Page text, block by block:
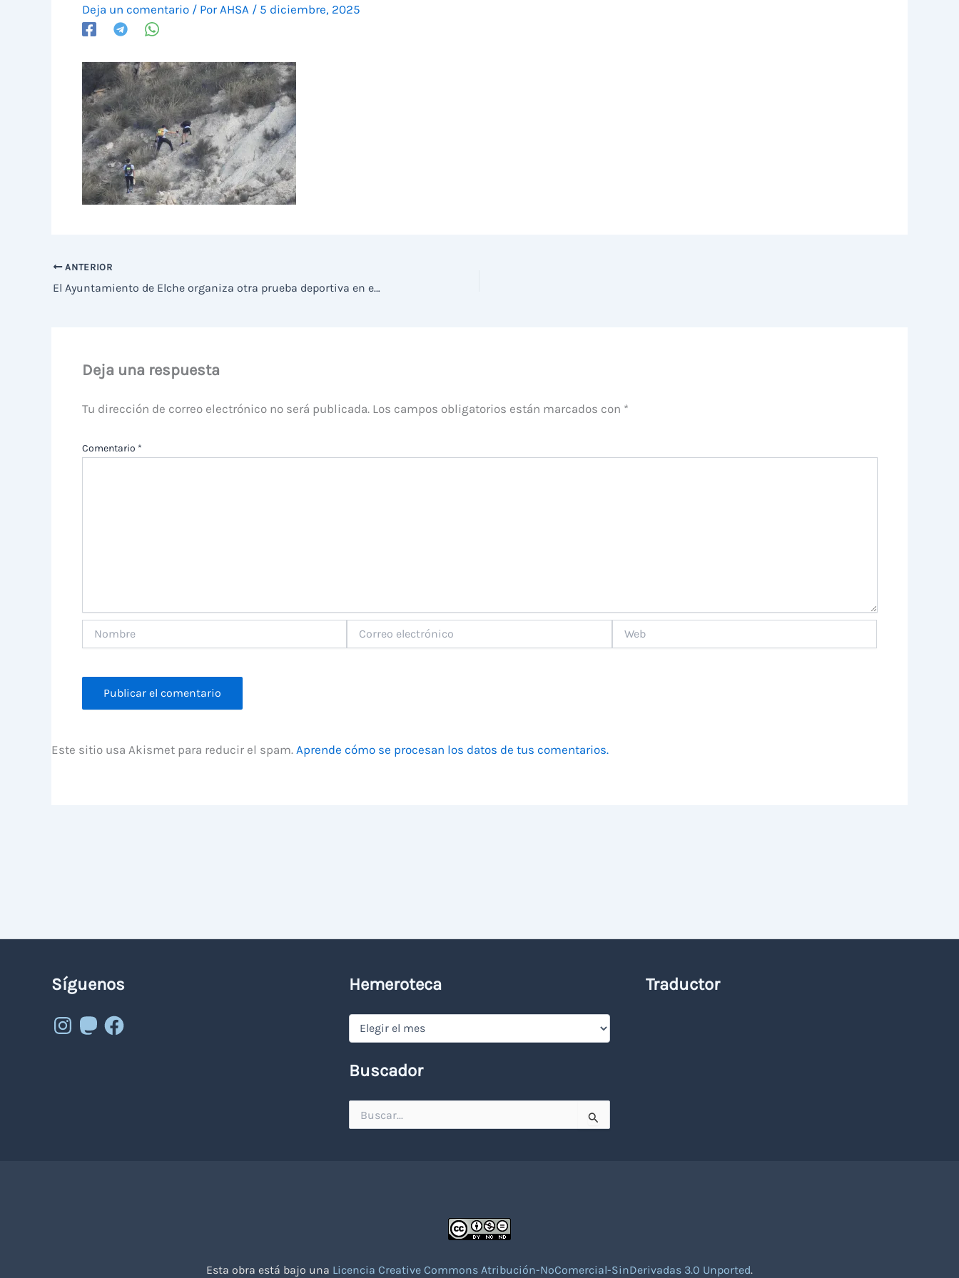
Deja un comentario / Por AHSA / 5 diciembre, 2025
ANTERIOR
El Ayuntamiento de Elche organiza otra prueba deportiva en el pantano y su entorno
Deja una respuesta
Tu dirección de correo electrónico no será publicada. Los campos obligatorios están marcados con *
Comentario *
electrónico
Este sitio usa Akismet para reducir el spam. Aprende cómo se procesan los datos de tus comentarios.
Síguenos
Instagram
MastodonFacebook
Hemeroteca
Hemeroteca
Buscador
por:
Traductor
Esta obra está bajo una Licencia Creative Commons Atribución-NoComercial-SinDerivadas 3.0 Unported.